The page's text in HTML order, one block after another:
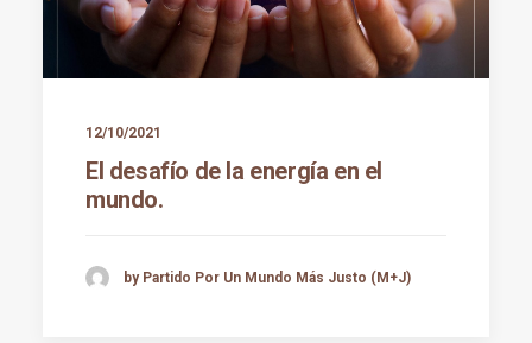
12/10/2021
El desafío de la energía en el
mundo.
by Partido Por Un Mundo Más Justo (M+J)